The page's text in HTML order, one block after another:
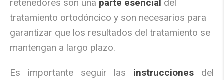
retenedores son una parte esencial del
tratamiento ortodóncico y son necesarios para
garantizar que los resultados del tratamiento se
mantengan a largo plazo.
Es importante seguir las instrucciones del